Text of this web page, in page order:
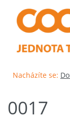
Nacházíte se:
0017